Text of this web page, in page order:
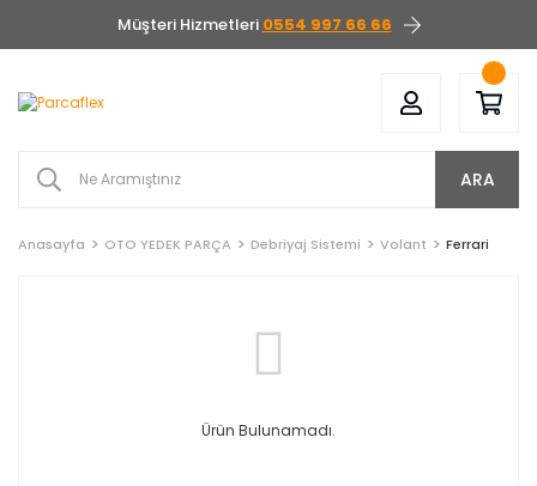
Müşteri Hizmetleri 0554 997 66 66
ARA
Anasayfa OTO YEDEK PARÇA Debriyaj Sistemi Volant Ferrari
Ürün Bulunamadı.